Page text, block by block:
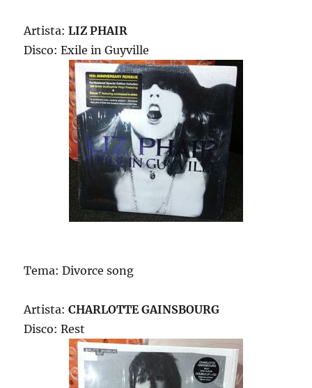
Artista:LIZ PHAIR
Disco: Exile in Guyville
Tema: Divorce song
Artista:CHARLOTTE GAINSBOURG
Disco: Rest